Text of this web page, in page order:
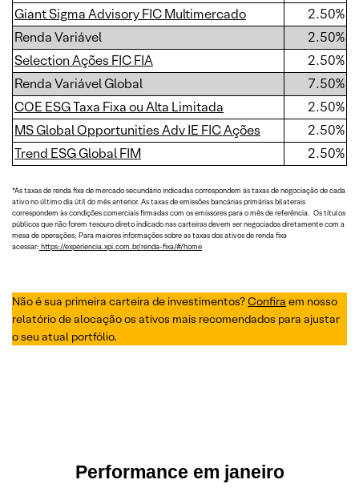
Giant Sigma Advisory FIC Multimercado
2.50%
Renda Variável
2.50%
Selection Ações FIC FIA
2.50%
Renda Variável Global
7.50%
COE ESG Taxa Fixa ou Alta Limitada
2.50%
MS Global Opportunities Adv IE FIC Ações
2.50%
Trend ESG Global FIM
2.50%
*As taxas de renda fixa de mercado secundário indicadas correspondem às taxas de negociação de cada
ativo no último dia útil do mês anterior. As taxas de emissões bancárias primárias bilaterais
correspondem às condições comerciais firmadas com os emissores para o mês de referência. Os títulos
públicos que não forem tesouro direto indicado nas carteiras devem ser negociados diretamente com a
mesa de operações; Para maiores informações sobre as taxas dos ativos de renda fixa
acessar: https://experiencia.xpi.com.br/renda-fixa/#/home
Não é sua primeira carteira de investimentos?Confira em nosso
relatório de alocação os ativos mais recomendados para ajustar
o seu atual portfólio.
Performance em janeiro